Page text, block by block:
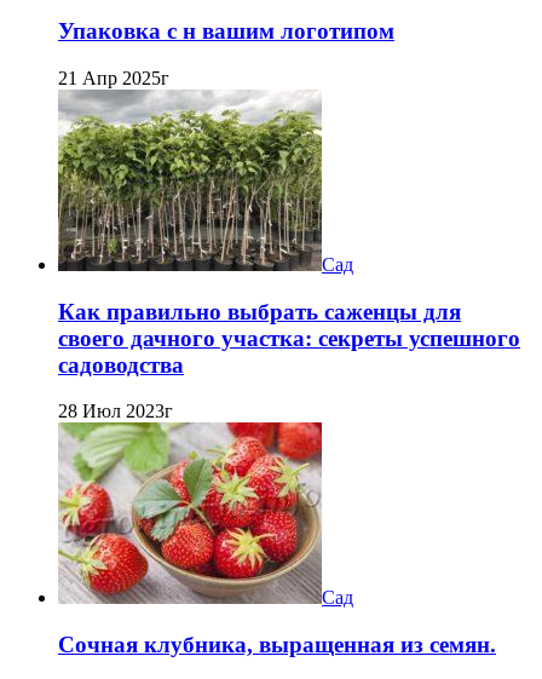
Упаковка с н вашим логотипом
21 Апр 2025г
Сад
Как правильно выбрать саженцы для
своего дачного участка: секреты успешного
садоводства
28 Июл 2023г
Сад
Сочная клубника, выращенная из семян.